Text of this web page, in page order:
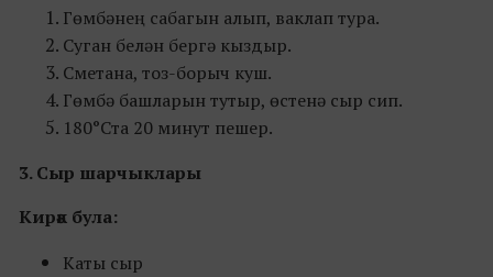
Гөмбәнең сабагын алып, ваклап тура.
Суган белән бергә кыздыр.
Сметана, тоз-борыч куш.
Гөмбә башларын тутыр, өстенә сыр сип.
180°Ста 20 минут пешер.
3. Сыр шарчыклары
Кирәк була:
Каты сыр